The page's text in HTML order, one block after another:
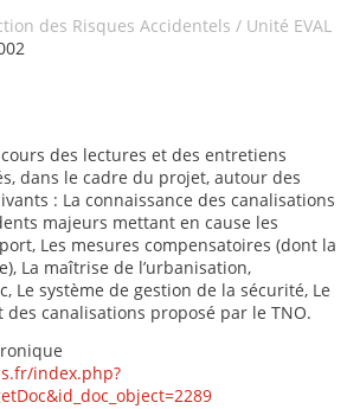
des Risques Accidentels / Unité EVAL
des lectures et des entretiens
dans le cadre du projet, autour des
: La connaissance des canalisations
majeurs mettant en cause les
Les mesures compensatoires (dont la
La maîtrise de l’urbanisation,
Le système de gestion de la sécurité, Le
canalisations proposé par le TNO.
index.php?